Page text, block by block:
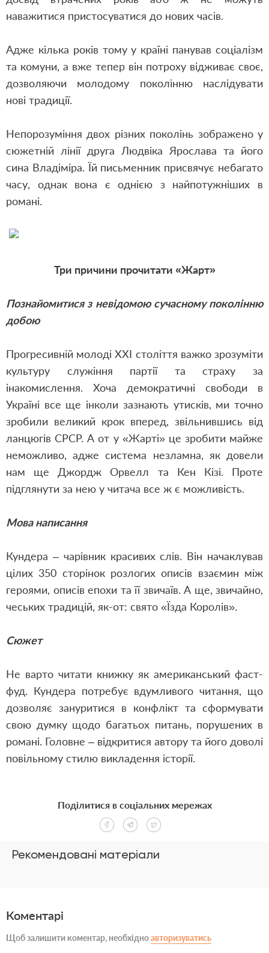
наважитися пристосуватися до нових часів.
Адже кілька років тому у країні панував соціалізм
та комуни, а вже тепер він потроху відживає своє,
дозволяючи молодому поколінню наслідувати
нові традиції.
Непорозуміння двох різних поколінь зображено у
сюжетній лінії друга Людвіка Ярослава та його
сина Владіміра. Їй письменник присвячує небагато
часу, однак вона є однією з найпотужніших в
романі.
Три причини прочитати «Жарт»
Познайомитися з невідомою сучасному поколінню
добою
Прогресивній молоді ХХІ століття важко зрозуміти
культуру служіння партії та страху за
інакомислення. Хоча демократичні свободи в
Україні все ще інколи зазнають утисків, ми точно
зробили великий крок вперед, звільнившись від
ланцюгів СРСР. А от у «Жарті» це зробити майже
неможливо, адже система незламна, як довели
нам ще Джордж Орвелл та Кен Кізі. Проте
підглянути за нею у читача все ж є можливість.
Мова написання
Кундера – чарівник красивих слів. Він начаклував
цілих 350 сторінок розлогих описів взаємин між
героями, описів епохи та її звичаїв. А ще, звичайно,
чеських традицій, як-от: свято «Їзда Королів».
Сюжет
Не варто читати книжку як американський фаст-
фуд. Кундера потребує вдумливого читання, що
дозволяє зануритися в конфлікт та сформувати
свою думку щодо багатьох питань, порушених в
романі. Головне – відкритися автору та його доволі
повільному стилю викладення історії.
Рекомендовані матеріали
Поділитися в соціальних мережах
Коментарі
Щоб залишити коментар, необхідноавторизуватись